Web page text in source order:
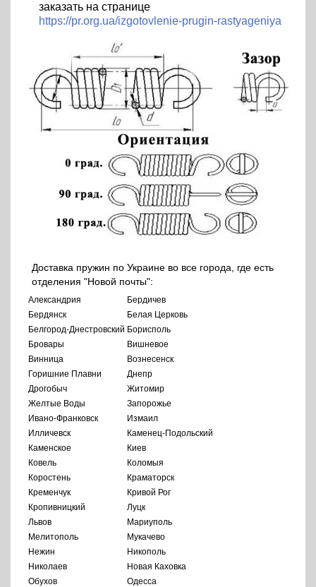
заказать на странице
https://pr.org.ua/izgotovlenie-prugin-rastyageniya
Доставка пружин по Украине во все города, где есть
отделения "Новой почты":
Александрия
Бердичев
Бердянск
Белая Церковь
Белгород-Днестровский Борисполь
Бровары
Вишневое
Винница
Вознесенск
Горишние Плавни
Днепр
Дрогобыч
Житомир
Желтые Воды
Запорожье
Ивано-Франковск
Измаил
Илличевск
Каменец-Подольский
Каменское
Киев
Ковель
Коломыя
Коростень
Краматорск
Кременчук
Кривой Рог
Кропивницкий
Луцк
Львов
Мариуполь
Мелитополь
Мукачево
Нежин
Никополь
Николаев
Новая Каховка
Обухов
Одесса